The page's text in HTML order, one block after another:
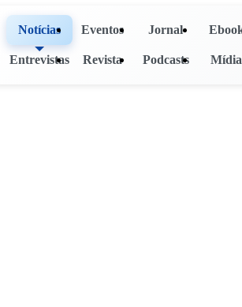
Notícias Eventos Jornal
Entrevistas Revista Podcasts